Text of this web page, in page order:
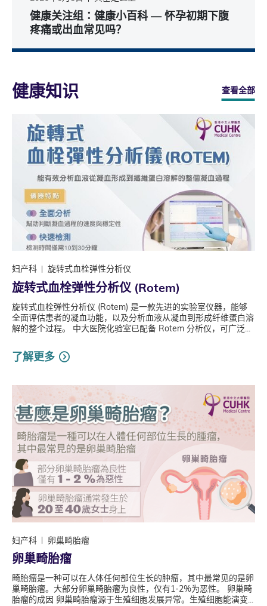
健康关注组∶健康小百科 — 怀孕初期下腹
疼痛或出血常见吗？
健康知识 查看全部
妇产科 旋转式血栓弹性分析仪
旋转式血栓弹性分析仪 (Rotem)
旋转式血栓弹性分析仪 (Rotem) 是一款先进的实验室仪器，能够
全面评估患者的凝血功能，以及分析血液从凝血到形成纤维蛋白溶
解的整个过程。 中大医院化验室已配备 Rotem 分析仪，可广泛...
了解更多
妇产科 卵巢畸胎瘤
卵巢畸胎瘤
畸胎瘤是一种可以在人体任何部位生长的肿瘤，其中最常见的是卵
巢畸胎瘤。大部分卵巢畸胎瘤为良性，仅有1-2%为恶性。 卵巢畸
胎瘤的成因 卵巢畸胎瘤源于生殖细胞发展异常。生殖细胞能演变...